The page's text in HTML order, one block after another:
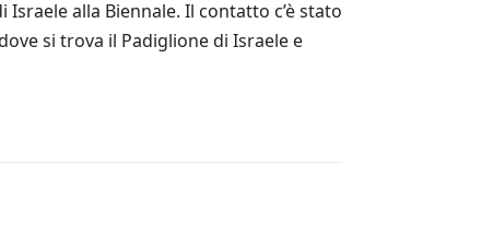
alla Biennale. Il contatto c’è stato
si trova il Padiglione di Israele e